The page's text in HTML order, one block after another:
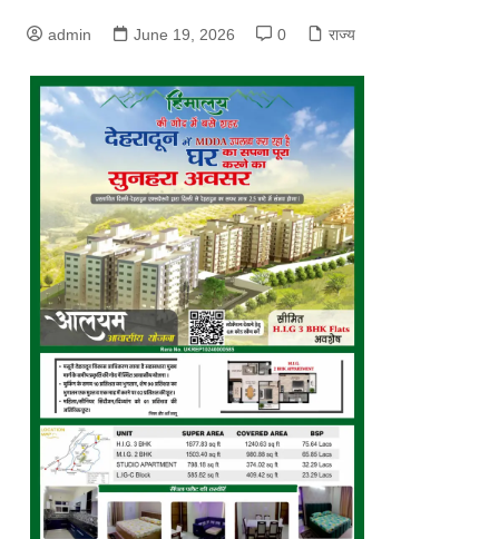
admin June 19, 2026 0 राज्य